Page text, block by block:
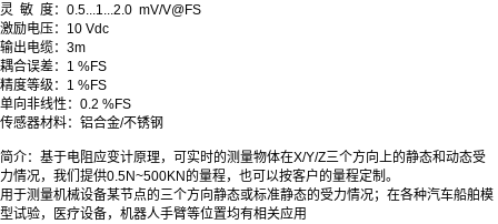
灵 敏 度：0.5...1...2.0 mV/V@FS
激励电压：10 Vdc
输出电缆：3m
耦合误差：1 %FS
精度等级：1 %FS
单向非线性：0.2 %FS
传感器材料：铝合金/不锈钢
简介：基于电阻应变计原理，可实时的测量物体在X/Y/Z三个方向上的静态和动态受
力情况，我们提供0.5N~500KN的量程，也可以按客户的量程定制。
用于测量机械设备某节点的三个方向静态或标准静态的受力情况；在各种汽车船舶模
型试验，医疗设备，机器人手臂等位置均有相关应用